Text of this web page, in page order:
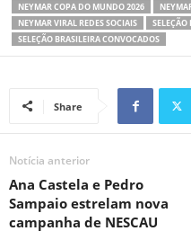
NEYMAR COPA DO MUNDO 2026
NEYMAR VIRAL REDES SOCIAIS
SELEÇÃO
SELEÇÃO BRASILEIRA CONVOCADOS
Share
Notícia anterior
Ana Castela e Pedro
Sampaio estrelam nova
campanha de NESCAU